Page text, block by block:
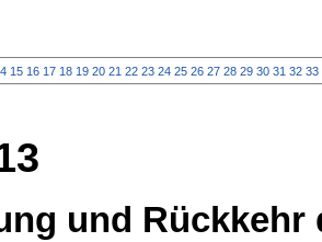
15 16 17 18 19 20 21 22 23 24 25 26 27 28 29 30 31 32 33
und Rückkehr